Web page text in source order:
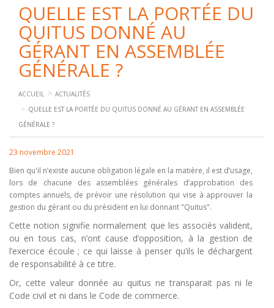
QUELLE EST LA PORTÉE DU
QUITUS DONNÉ AU
GÉRANT EN ASSEMBLÉE
GÉNÉRALE ?
ACCUEIL
ACTUALITÉS
QUELLE EST LA PORTÉE DU QUITUS DONNÉ AU GÉRANT EN ASSEMBLÉE
GÉNÉRALE ?
23 novembre 2021
Bien qu'il n’existe aucune obligation légale en la matière, il est d’usage,
lors de chacune des assemblées générales d’approbation des
comptes annuels, de prévoir une résolution qui vise à approuver la
gestion du gérant ou du président en lui donnant "Quitus".
Cette notion signifie normalement que les associés valident,
ou en tous cas, n’ont cause d’opposition, à la gestion de
l’exercice écoule ; ce qui laisse à penser qu’ils le déchargent
de responsabilité à ce titre.
Or, cette valeur donnée au quitus ne transparait pas ni le
Code civil et ni dans le Code de commerce.